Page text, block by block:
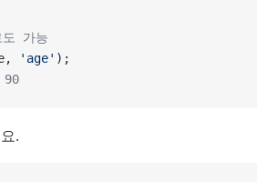
가능
'age' );
.